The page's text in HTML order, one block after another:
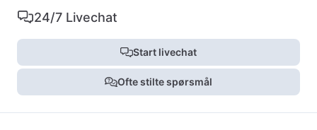
24/7 Livechat
Start livechat
Ofte stilte spørsmål